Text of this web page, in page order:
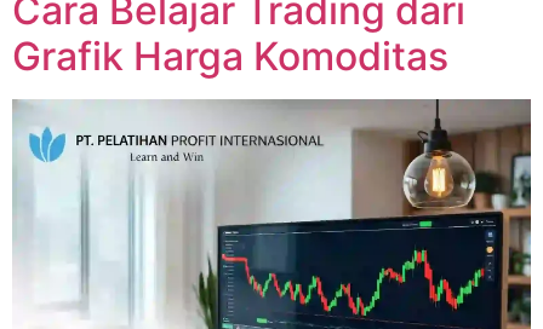
Cara Belajar Trading dari
Grafik Harga Komoditas